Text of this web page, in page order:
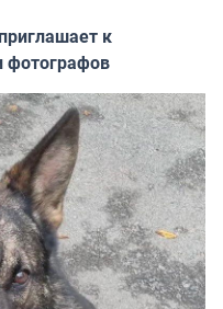
к
фотографов